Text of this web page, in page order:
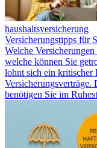
haushaltsversicherung
Versicherungstipps für
Welche
welche können Sie
lohnt sich ein kritischer
benötigen Sie im